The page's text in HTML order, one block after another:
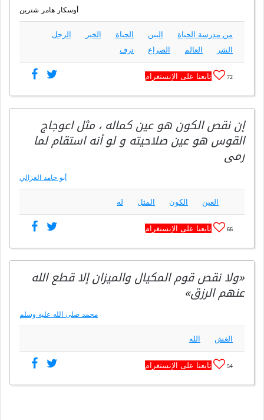
أوسكار هامر شترين
من مدرسة الحياة البين الحياة الخير
الرجل
الشر
العالم الصراع ترف
72 تابعنا على الإنستغرام
إن نقص الكون هو عين كماله ، مثل اعوجاج
القوس هو عين صلاحيته و لو أنه استقام لما
رمى
أبو حامد الغزالي
العين الكون المثل له
66 تابعنا على الإنستغرام
«ولا نقص قوم المكيال والميزان إلا قطع الله
عنهم الرزق»
محمد صلى الله عليه وسلم
الغش الله
54 تابعنا على الإنستغرام